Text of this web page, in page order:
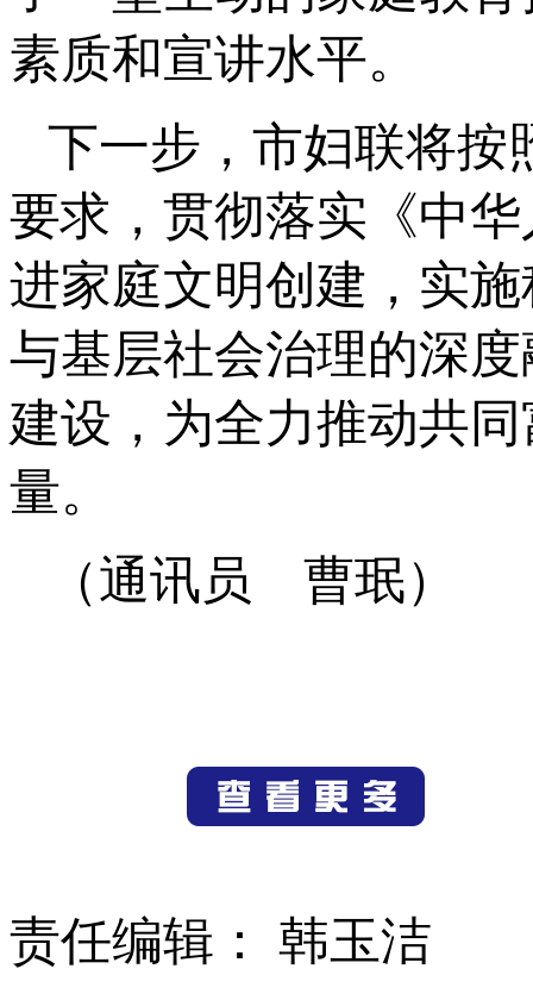
素质和宣讲水平。
下一步，市妇联将按
要求，贯彻落实《中
进家庭文明创建，实
与基层社会治理的深
建设，为全力推动共
量。‍
（通讯员 曹珉）
责任编辑： 韩玉洁